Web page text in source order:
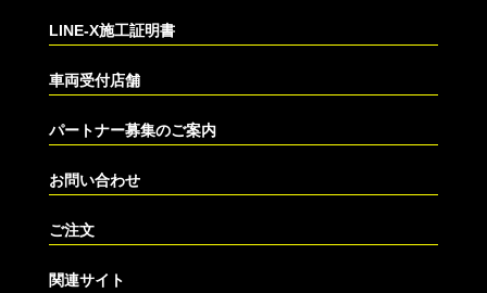
LINE-X施工証明書
車両受付店舗
パートナー募集のご案内
お問い合わせ
ご注文
関連サイト